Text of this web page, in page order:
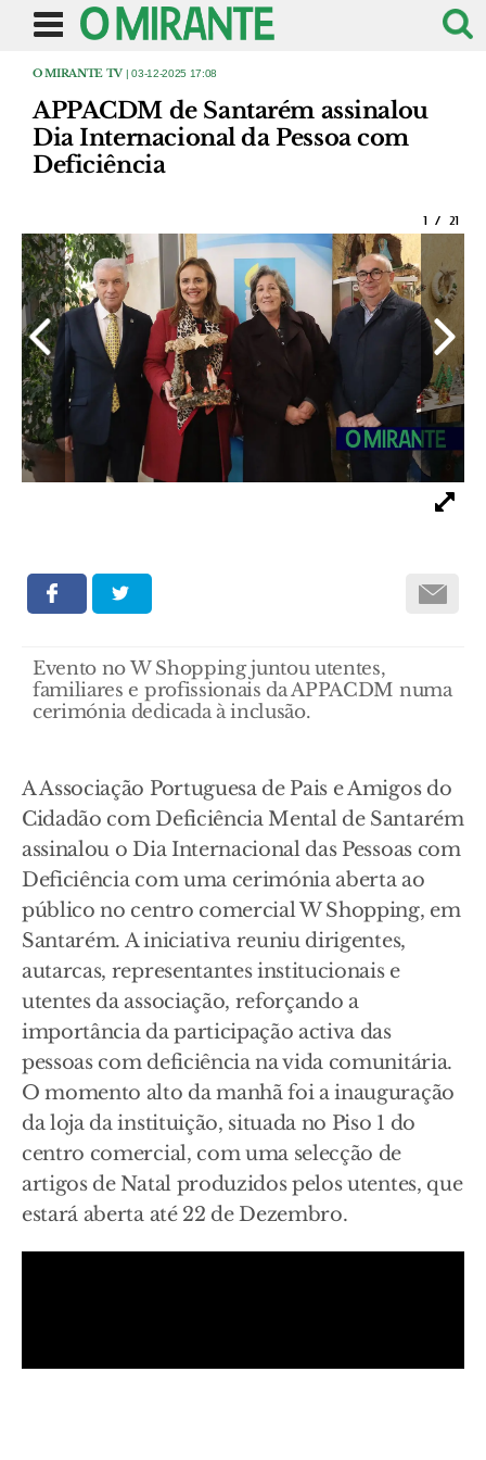
O MIRANTE TV | 03-12-2025 17:08
APPACDM de Santarém assinalou
Dia Internacional da Pessoa com
Deficiência
1 / 21
Evento no W Shopping juntou utentes,
familiares e profissionais da APPACDM numa
cerimónia dedicada à inclusão.
A Associação Portuguesa de Pais e Amigos do
Cidadão com Deficiência Mental de Santarém
assinalou o Dia Internacional das Pessoas com
Deficiência com uma cerimónia aberta ao
público no centro comercial W Shopping, em
Santarém. A iniciativa reuniu dirigentes,
autarcas, representantes institucionais e
utentes da associação, reforçando a
importância da participação activa das
pessoas com deficiência na vida comunitária.
O momento alto da manhã foi a inauguração
da loja da instituição, situada no Piso 1 do
centro comercial, com uma selecção de
artigos de Natal produzidos pelos utentes, que
estará aberta até 22 de Dezembro.